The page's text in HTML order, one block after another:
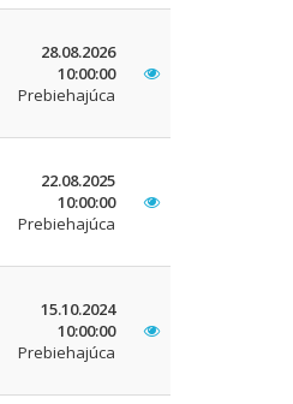
28.08.2026
10:00:00
Prebiehajúca
22.08.2025
10:00:00
Prebiehajúca
15.10.2024
10:00:00
Prebiehajúca